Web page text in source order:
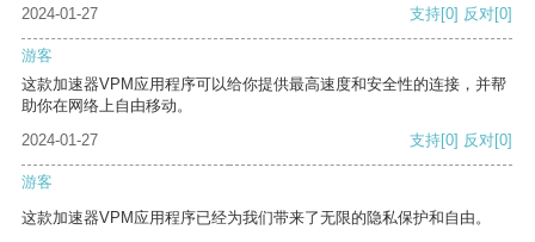
2024-01-27 支持[0] 反对[0]
游客
这款加速器VPM应用程序可以给你提供最高速度和安全性的连接，并帮
助你在网络上自由移动。
2024-01-27
支持[0] 反对[0]
游客
这款加速器VPM应用程序已经为我们带来了无限的隐私保护和自由。